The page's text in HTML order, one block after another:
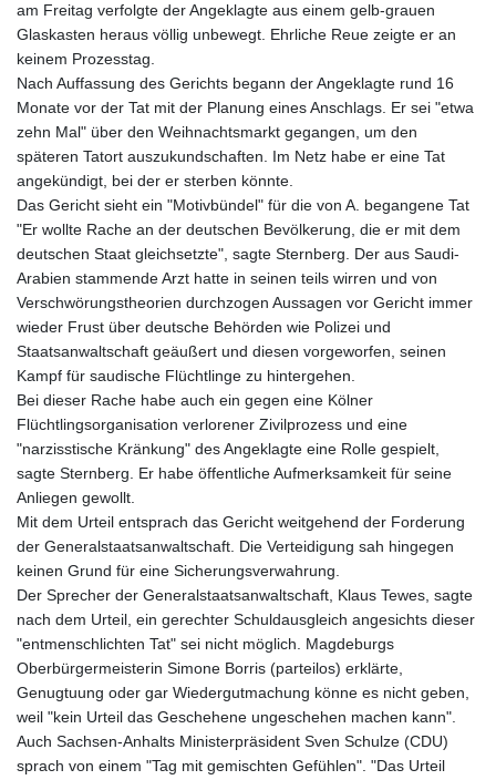
am Freitag verfolgte der Angeklagte aus einem gelb-grauen
Glaskasten heraus völlig unbewegt. Ehrliche Reue zeigte er an
keinem Prozesstag.
Nach Auffassung des Gerichts begann der Angeklagte rund 16
Monate vor der Tat mit der Planung eines Anschlags. Er sei "etwa
zehn Mal" über den Weihnachtsmarkt gegangen, um den
späteren Tatort auszukundschaften. Im Netz habe er eine Tat
angekündigt, bei der er sterben könnte.
Das Gericht sieht ein "Motivbündel" für die von A. begangene Tat
"Er wollte Rache an der deutschen Bevölkerung, die er mit dem
deutschen Staat gleichsetzte", sagte Sternberg. Der aus Saudi-
Arabien stammende Arzt hatte in seinen teils wirren und von
Verschwörungstheorien durchzogen Aussagen vor Gericht immer
wieder Frust über deutsche Behörden wie Polizei und
Staatsanwaltschaft geäußert und diesen vorgeworfen, seinen
Kampf für saudische Flüchtlinge zu hintergehen.
Bei dieser Rache habe auch ein gegen eine Kölner
Flüchtlingsorganisation verlorener Zivilprozess und eine
"narzisstische Kränkung" des Angeklagte eine Rolle gespielt,
sagte Sternberg. Er habe öffentliche Aufmerksamkeit für seine
Anliegen gewollt.
Mit dem Urteil entsprach das Gericht weitgehend der Forderung
der Generalstaatsanwaltschaft. Die Verteidigung sah hingegen
keinen Grund für eine Sicherungsverwahrung.
Der Sprecher der Generalstaatsanwaltschaft, Klaus Tewes, sagte
nach dem Urteil, ein gerechter Schuldausgleich angesichts dieser
"entmenschlichten Tat" sei nicht möglich. Magdeburgs
Oberbürgermeisterin Simone Borris (parteilos) erklärte,
Genugtuung oder gar Wiedergutmachung könne es nicht geben,
weil "kein Urteil das Geschehene ungeschehen machen kann".
Auch Sachsen-Anhalts Ministerpräsident Sven Schulze (CDU)
sprach von einem "Tag mit gemischten Gefühlen". "Das Urteil